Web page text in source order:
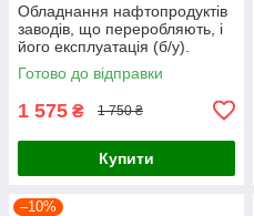
Обладнання нафтопродуктів
заводів, що переробляють, і
його експлуатація (б/у).
Готово до відправки
1 575 ₴ 1 750 ₴
Купити
–10%